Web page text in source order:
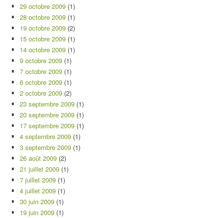
29 octobre 2009 (1)
28 octobre 2009 (1)
19 octobre 2009 (2)
15 octobre 2009 (1)
14 octobre 2009 (1)
9 octobre 2009 (1)
7 octobre 2009 (1)
6 octobre 2009 (1)
2 octobre 2009 (2)
23 septembre 2009 (1)
20 septembre 2009 (1)
17 septembre 2009 (1)
4 septembre 2009 (1)
3 septembre 2009 (1)
26 août 2009 (2)
21 juillet 2009 (1)
7 juillet 2009 (1)
4 juillet 2009 (1)
30 juin 2009 (1)
19 juin 2009 (1)